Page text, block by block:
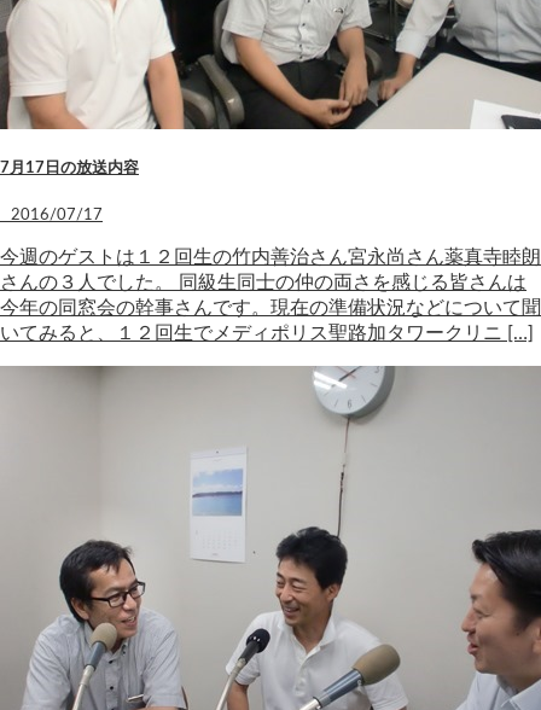
7月17日の放送内容
2016/07/17
今週のゲストは１２回生の竹内善治さん宮永尚さん薬真寺睦朗
さんの３人でした。 同級生同士の仲の両さを感じる皆さんは
今年の同窓会の幹事さんです。現在の準備状況などについて聞
いてみると、１２回生でメディポリス聖路加タワークリニ […]